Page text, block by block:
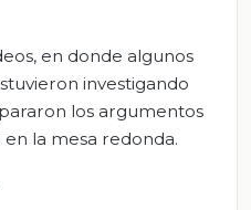
en donde algunos
investigando
los argumentos
la mesa redonda.